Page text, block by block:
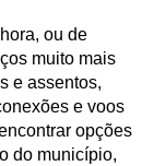
ou de
muito mais
e assentos,
e voos
opções
do município,